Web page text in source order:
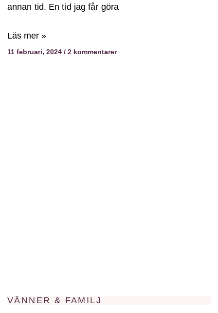
annan tid. En tid jag får göra
Läs mer »
11 februari, 2024 2 kommentarer
VÄNNER & FAMILJ